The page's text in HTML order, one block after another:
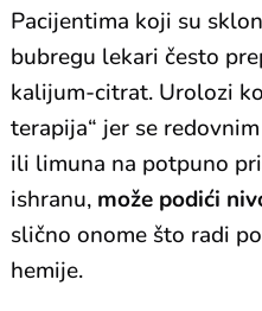
Pacijentima koji su
bubregu lekari često
kalijum-citrat. Urolozi
terapija“ jer se
ili limuna na potpuno
ishranu, može podići
slično onome što radi
hemije.